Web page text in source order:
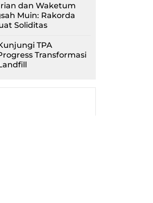
dan Waketum
Muin: Rakorda
Soliditas
TPA
Transformasi